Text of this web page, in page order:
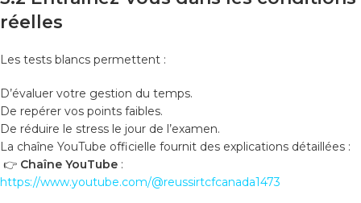
réelles
Les tests blancs permettent :
D’évaluer votre gestion du temps.
De repérer vos points faibles.
De réduire le stress le jour de l’examen.
La chaîne YouTube officielle fournit des explications détaillées :
👉 Chaîne YouTube :
https://www.youtube.com/@reussirtcfcanada1473